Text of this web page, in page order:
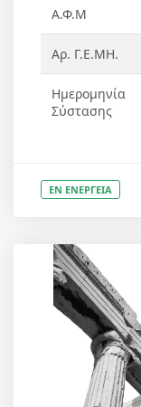
Α.Φ.Μ
Αρ. Γ.Ε.ΜΗ.
Ημερομηνία
Σύστασης
ΕΝ ΕΝΕΡΓΕΙΑ